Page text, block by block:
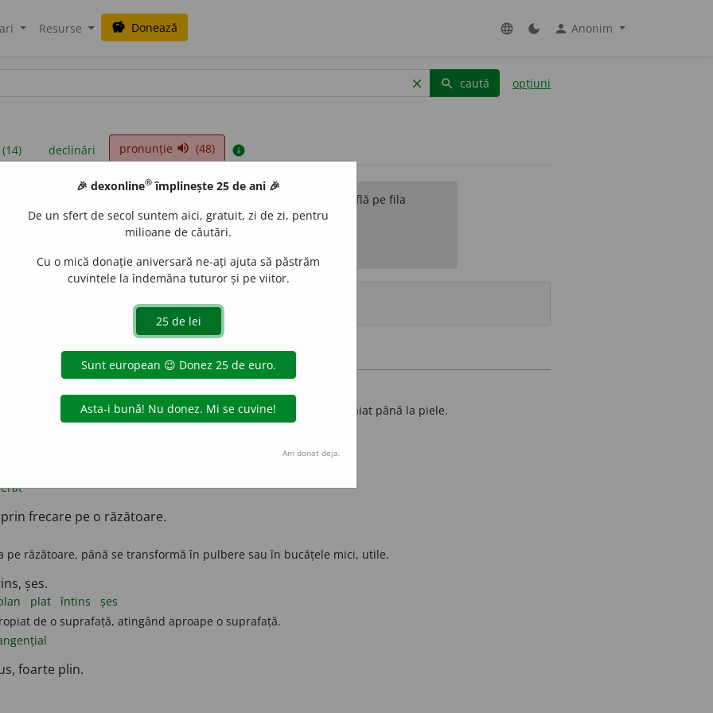
Resurse savings Donează language dark_mode person Anonim
clear search caută opțiuni
declinări pronunție volume_up (48) info
sunt compilate de echipa dexonline. Definițiile originale se află pe fila
reordona filele pe pagina depreferințe.
surse
Tăiat de la rădăcină.
nu poartă barbă (și mustăți); care este bărbierit; care are părul tăiat până la piele.
c-o fi rasă
iarba sau holdele tăiate.
frecare pe o răzătoare.
pe răzătoare, până se transformă în pulbere sau în bucățele mici, utile.
șes.
plat întins
șes
de o suprafață, atingând aproape o suprafață.
foarte plin.
🎉 dexonline® împlinește 25 de ani 🎉
De un sfert de secol suntem aici, gratuit, zi de zi, pentru
milioane de căutări.
Cu o mică donație aniversară ne-ați ajuta să păstrăm
cuvintele la îndemâna tuturor și pe viitor.
Am donat deja.